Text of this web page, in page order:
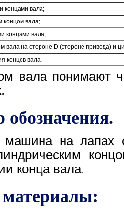
концами вала;
концом вала;
концами вала;
вала на стороне D (стороне привода) и
концов вала.
вала понимают
машина на лапах
конца вала.